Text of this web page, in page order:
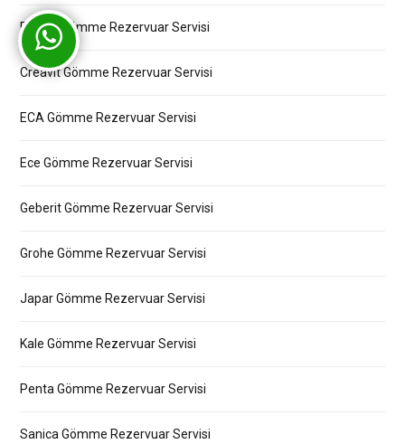
Bocchi Gömme Rezervuar Servisi
Creavit Gömme Rezervuar Servisi
ECA Gömme Rezervuar Servisi
Ece Gömme Rezervuar Servisi
Geberit Gömme Rezervuar Servisi
Grohe Gömme Rezervuar Servisi
Japar Gömme Rezervuar Servisi
Kale Gömme Rezervuar Servisi
Penta Gömme Rezervuar Servisi
Sanica Gömme Rezervuar Servisi